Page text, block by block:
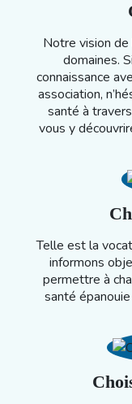
Notre vision
domaines.
connaissance
association,
santé à
vous y
Telle est la
informons
permettre à
santé